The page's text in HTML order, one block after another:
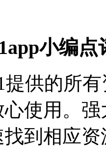
小编点
提供的所
使用。
到相应